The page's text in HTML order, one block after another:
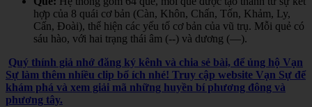
hợp của 8 quái cơ bản (Càn, Khôn, Chấn, Tốn, Khảm, Ly,
Cấn, Đoài), thể hiện các yếu tố cơ bản của vũ trụ. Mỗi quẻ có
sáu hào, với hai trạng thái âm (--) và dương (—).
Quý thính giả nhớ đăng ký kênh và chia sẻ bài, để ủng hộ Vạn
Sự làm thêm nhiều clip bổ ích nhé! Truy cập website Vạn Sự để
khám phá và xem giải mã những huyền bí phương đông và
phương tây.